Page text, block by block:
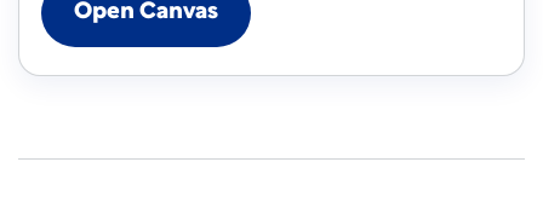
Open Canvas